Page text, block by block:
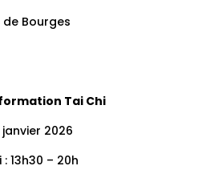
de Bourges
Tai Chi
2026
: 13h30 – 20h